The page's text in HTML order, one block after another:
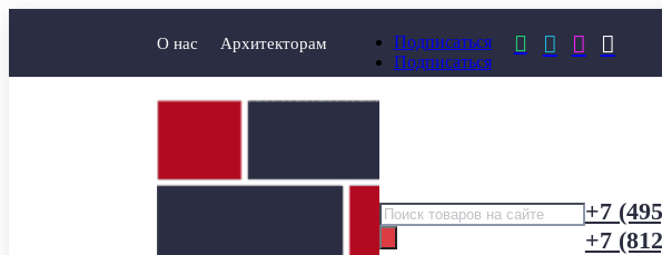
О нас Архитекторам
Подписаться
Подписаться
   
Поиск
товаров
+7
+7